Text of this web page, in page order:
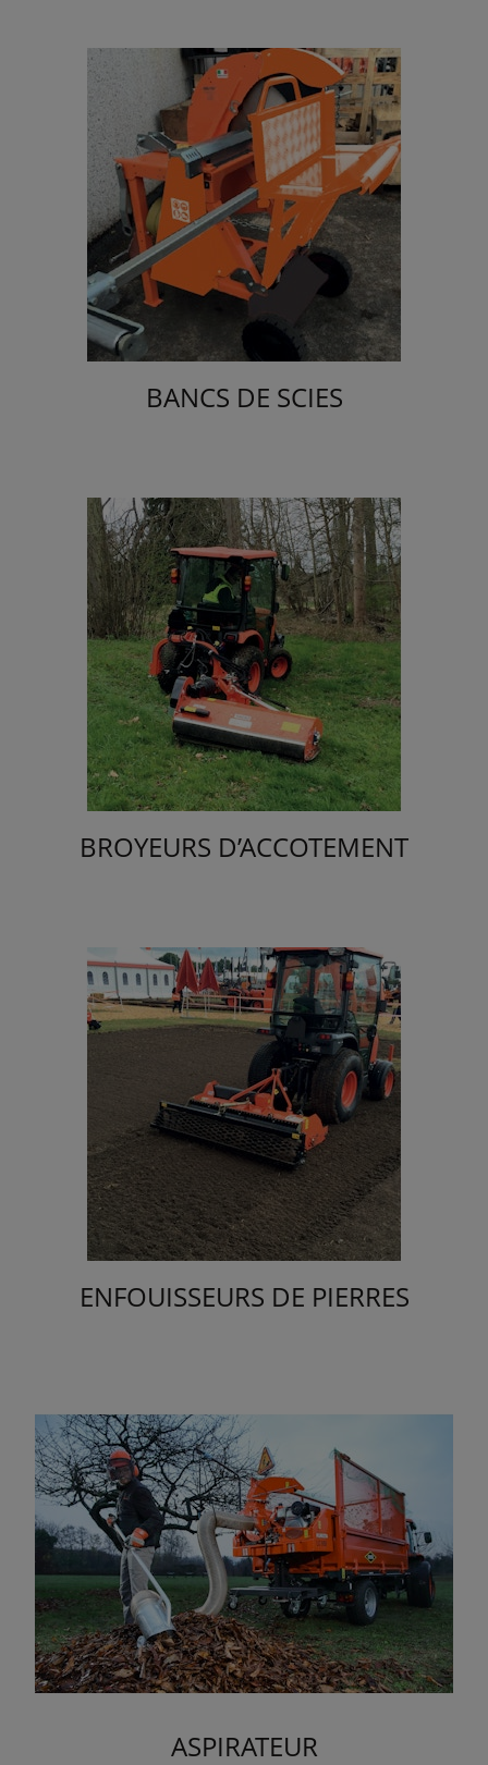
BANCS DE SCIES
BROYEURS D’ACCOTEMENT
ENFOUISSEURS DE PIERRES
ASPIRATEUR